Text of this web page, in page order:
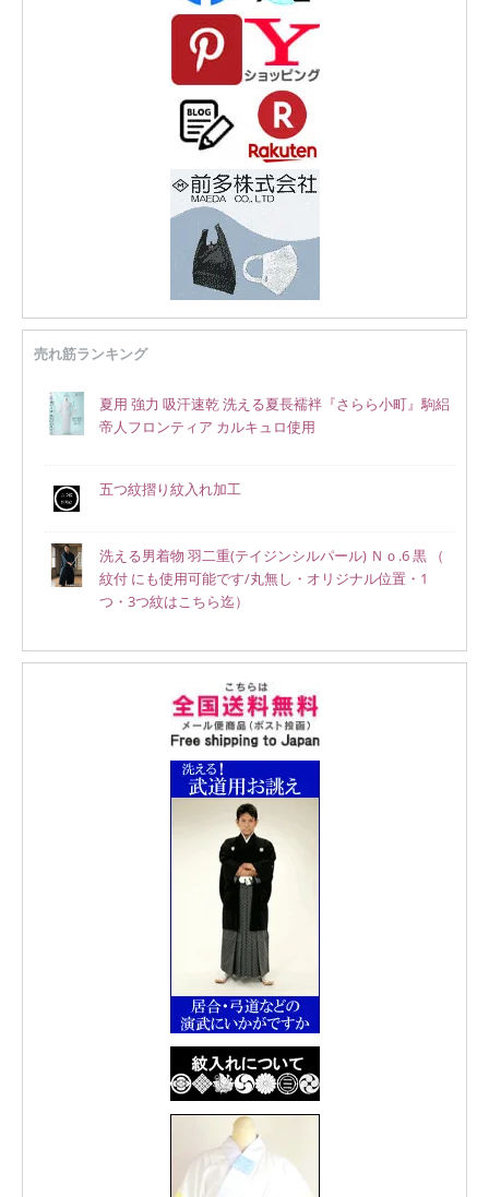
売れ筋ランキング
夏用 強力 吸汗速乾 洗える夏長襦袢『さらら小町』駒絽
帝人フロンティア カルキュロ使用
五つ紋摺り紋入れ加工
洗える男着物 羽二重(テイジンシルパール) Ｎｏ.6 黒 （
紋付 にも使用可能です/丸無し・オリジナル位置・1
つ・3つ紋はこちら迄）